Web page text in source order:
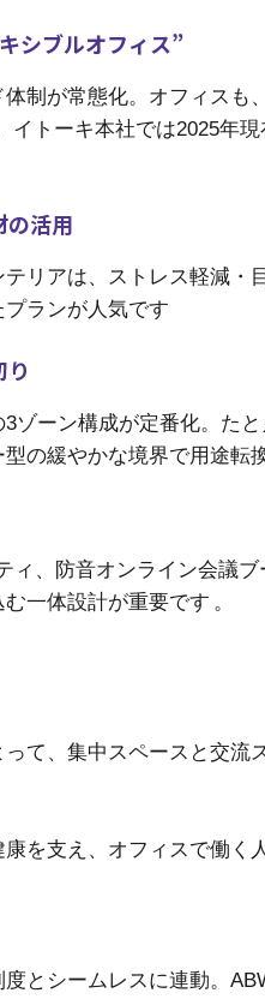
シブルオフィス”
制が常態化。オフィスも
イトーキ本社では2025年
の活用
リアは、ストレス軽減
ランが人気です
ゾーン構成が定番化。た
の緩やかな境界で用途転
ィ、防音オンライン会議
一体設計が重要です 。
て、集中スペースと交流
を支え、オフィスで働く
とシームレスに連動。